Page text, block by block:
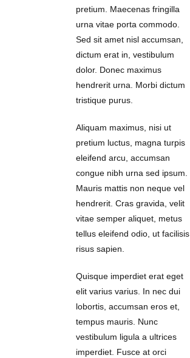
pretium. Maecenas fringilla
urna vitae porta commodo.
Sed sit amet nisl accumsan,
dictum erat in, vestibulum
dolor. Donec maximus
hendrerit urna. Morbi dictum
tristique purus.
Aliquam maximus, nisi ut
pretium luctus, magna turpis
eleifend arcu, accumsan
congue nibh urna sed ipsum.
Mauris mattis non neque vel
hendrerit. Cras gravida, velit
vitae semper aliquet, metus
tellus eleifend odio, ut facilisis
risus sapien.
Quisque imperdiet erat eget
elit varius varius. In nec dui
lobortis, accumsan eros et,
tempus mauris. Nunc
vestibulum ligula a ultrices
imperdiet. Fusce at orci